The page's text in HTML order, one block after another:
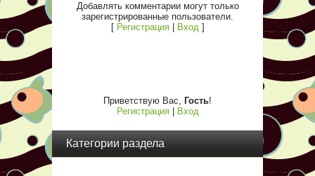
Добавлять комментарии могут только
зарегистрированные пользователи.
[ Регистрация| Вход]
Приветствую Вас, Гость!
Регистрация| Вход
Категории раздела